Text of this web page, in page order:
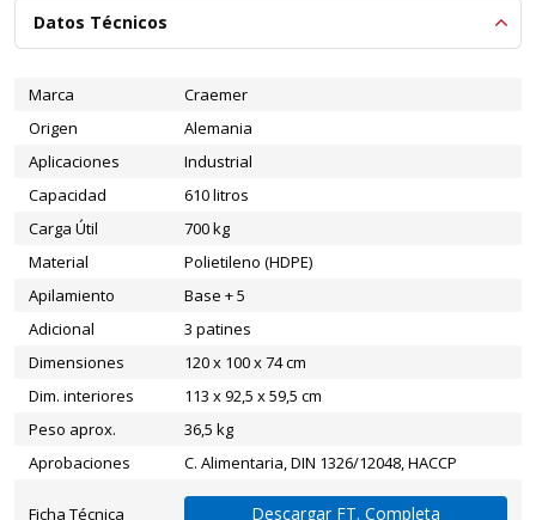
Datos Técnicos
Marca
Craemer
Origen
Alemania
Aplicaciones
Industrial
Capacidad
610 litros
Carga Útil
700 kg
Material
Polietileno (HDPE)
Apilamiento
Base + 5
Adicional
3 patines
Dimensiones
120 x 100 x 74 cm
Dim. interiores
113 x 92,5 x 59,5 cm
Peso aprox.
36,5 kg
Aprobaciones
C. Alimentaria, DIN 1326/12048, HACCP
Ficha Técnica Descargar FT. Completa